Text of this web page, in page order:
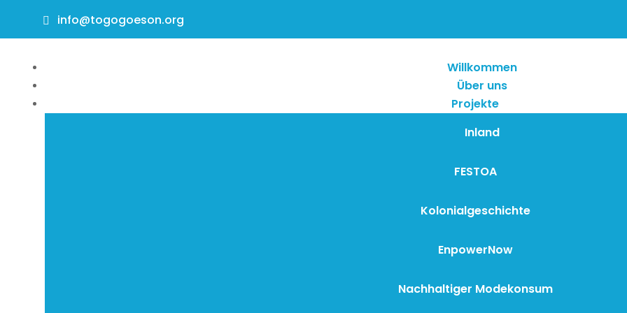
info@togogoeson.org
Willkommen
Über uns
Projekte
Inland
FESTOA
Kolonialgeschichte
EnpowerNow
Nachhaltiger Modekonsum